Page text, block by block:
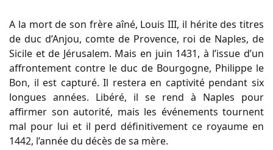
A la mort de son frère aîné, Louis III, il hérite des titres
de duc d’Anjou, comte de Provence, roi de Naples, de
Sicile et de Jérusalem. Mais en juin 1431, à l’issue d’un
affrontement contre le duc de Bourgogne, Philippe le
Bon, il est capturé. Il restera en captivité pendant six
longues années. Libéré, il se rend à Naples pour
affirmer son autorité, mais les événements tournent
mal pour lui et il perd définitivement ce royaume en
1442, l’année du décès de sa mère.